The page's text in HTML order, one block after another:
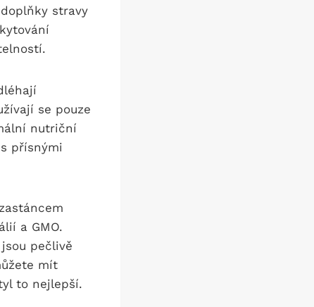
stravy
se pouze
nutriční
přísnými
a GMO.
pečlivě
mít
to nejlepší.